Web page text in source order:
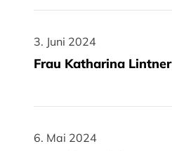
3. Juni 2024
3. Juni 2024
Frau Katharina Lintner
6. Mai 2024
6. Mai 2024